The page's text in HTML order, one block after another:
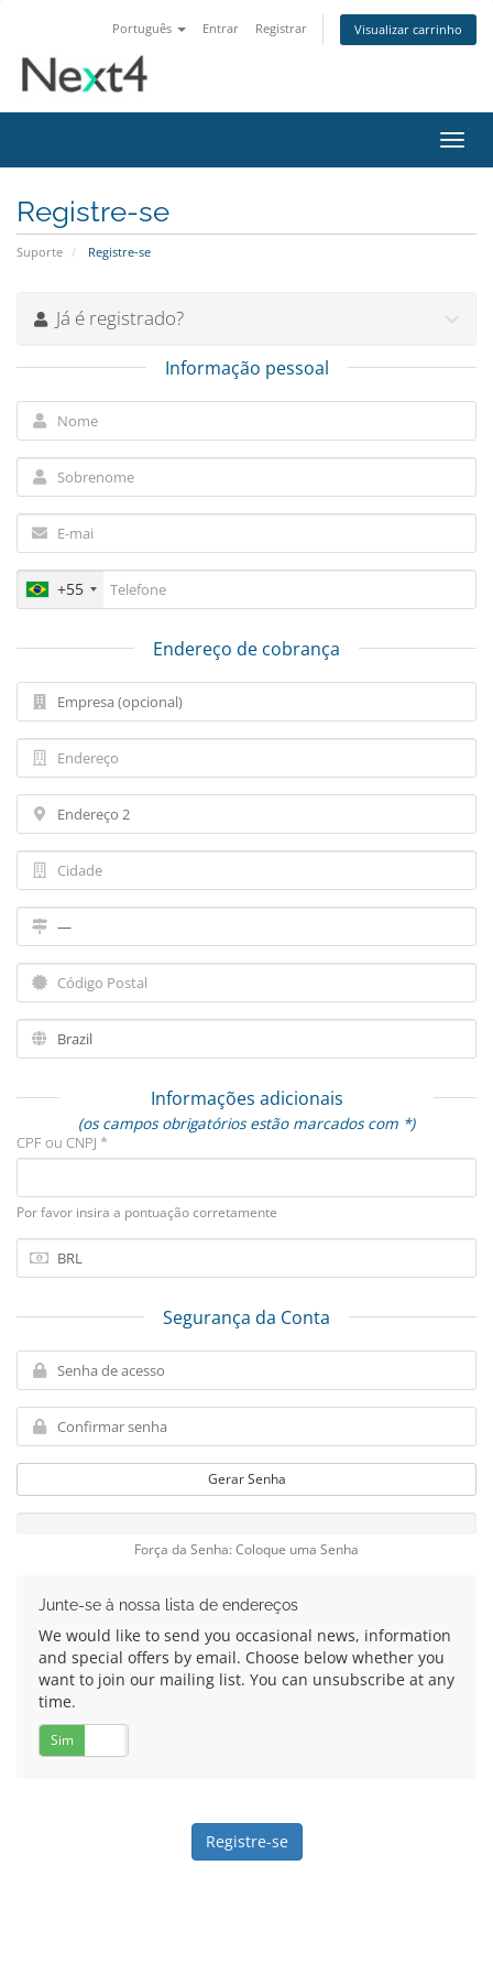
Português Entrar Registrar Visualizar carrinho
Registre-se
Suporte Registre-se
Já é registrado?
Informação pessoal
+55
Endereço de cobrança
Informações adicionais
(os campos obrigatórios estão marcados com *)
CPF ou CNPJ *
Por favor insira a pontuação corretamente
Segurança da Conta
Gerar Senha
Força da Senha: Coloque uma Senha
Junte-se à nossa lista de endereços
We would like to send you occasional news, information
and special offers by email. Choose below whether you
want to join our mailing list. You can unsubscribe at any
time.
Sim